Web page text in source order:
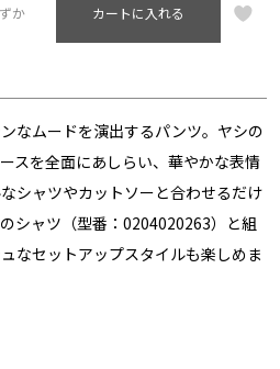
か カートに入れる
なムードを演出するパンツ。ヤシの
スを全面にあしらい、華やかな表情
シャツやカットソーと合わせるだけ
シャツ（型番：0204020263）と組
なセットアップスタイルも楽しめま